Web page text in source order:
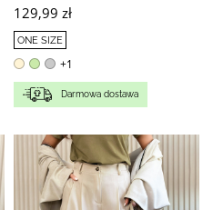
129,99 zł
ONE SIZE
+1
Darmowa dostawa